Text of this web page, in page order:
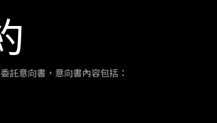
託意向書，意向書內容包括：